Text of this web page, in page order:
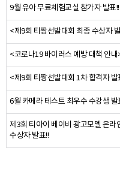
9월 유아 무료체험교실 참가자 발표!!
<제9회 티짱선발대회 최종 수상자
<코로나19 바이러스 예방 대책 안내
<제9회 티짱선발대회 1차 합격자 발
6월 카메라 테스트 최우수 수강생 발
제3회 티아이 베이비 광고모델 온라
수상자 발표!!